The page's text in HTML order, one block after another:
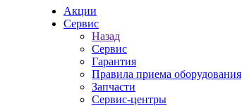
Акции
Сервис
Назад
Сервис
Гарантия
Правила приема оборудования
Запчасти
Сервис-центры